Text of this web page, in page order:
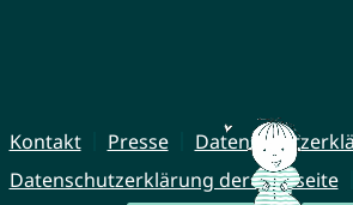
Kontakt Presse
Datenschutzerklärung der Webseite